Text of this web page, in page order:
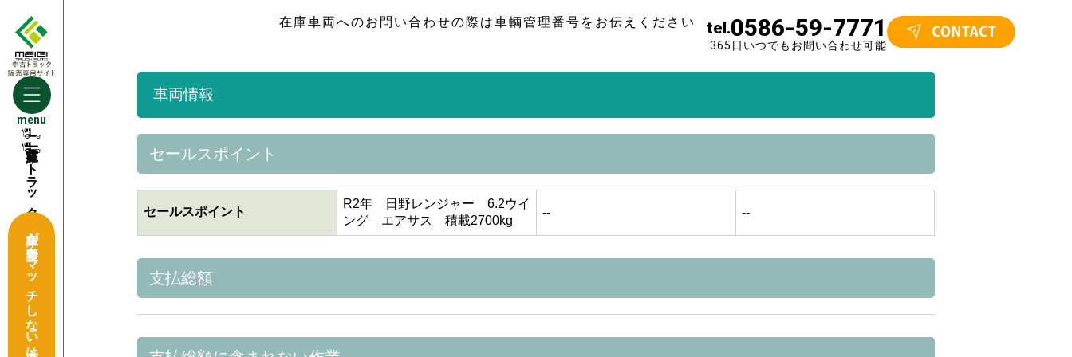
menu
トラック買取窓口
在庫が希望をマッチしない方はこちら
在庫車両へのお問い合わせの際は車輌管理番号をお伝えください tel.0586-59-7771
365日いつでもお問い合わせ可能
車両情報
セールスポイント
セールスポイント
R2年 日野レンジャー 6.2ウイ
ング エアサス 積載2700kg
-- --
支払総額